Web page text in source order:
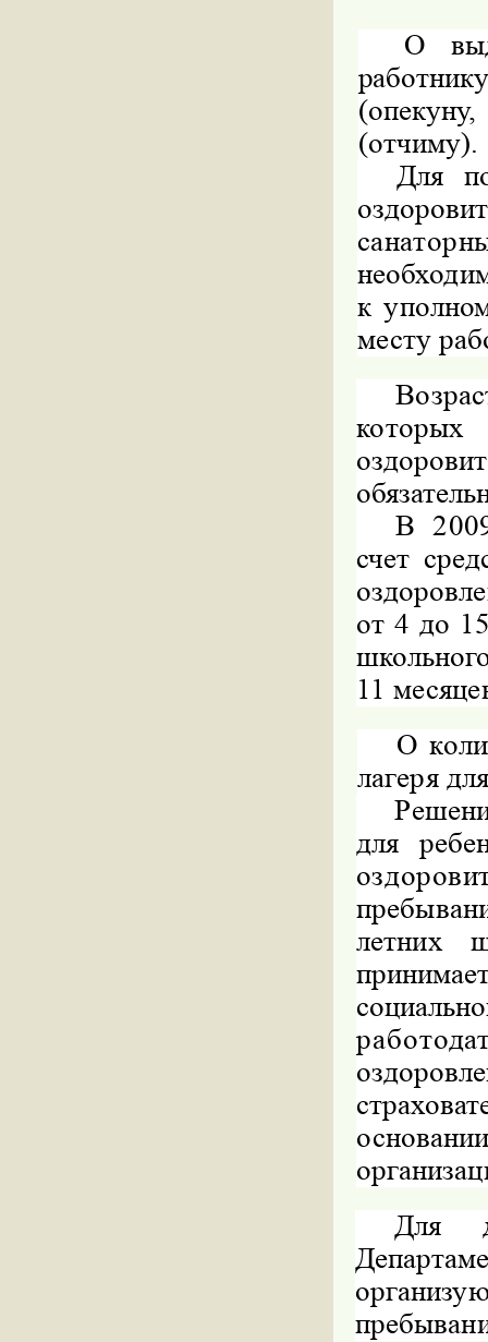
О
(отчиму).
Для
к
месту
В
счет
от 4 до
11
О
лагеря
для
летних
Для